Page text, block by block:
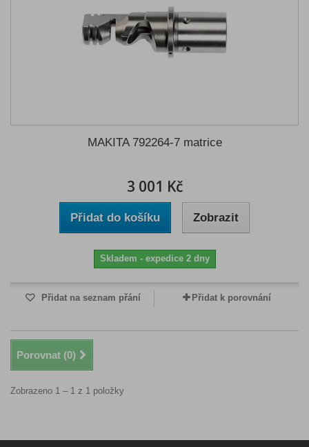
MAKITA 792264-7 matrice
3 001 Kč
Přidat do košíku Zobrazit
Skladem - expedice 2 dny
Přidat na seznam přání Přidat k porovnání
Porovnat (0)
Zobrazeno 1 – 1 z 1 položky